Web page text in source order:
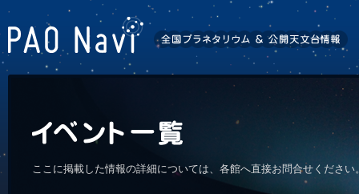
ここに掲載した情報の詳細については、各館へ直接お問合せくださ